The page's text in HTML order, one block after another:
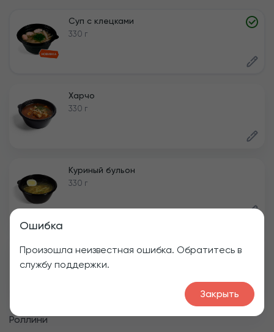
Ошибка
Произошла неизвестная ошибка. Обратитесь в
службу поддержки.
Закрыть
Суп с клецками
330 г
Харчо
330 г
Куриный бульон
330 г
Роллини